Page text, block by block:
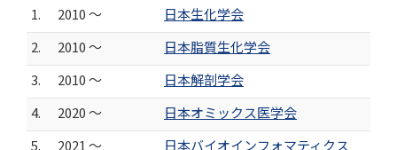
1.
2010 ～
日本生化学会
2.
2010 ～
日本脂質生化学会
3.
2010 ～
日本解剖学会
4.
2020 ～
日本オミックス医学会
5.
2021 ～
日本バイオインフォマティクス